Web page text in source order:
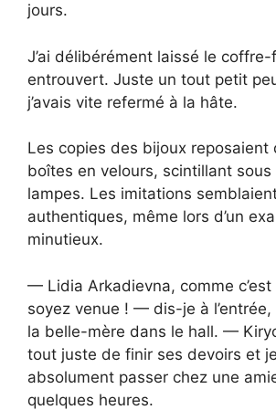
jours.
J’ai délibérément laissé le
entrouvert. Juste un tout petit
j’avais vite refermé à la hâte.
Les copies des bijoux reposaient
boîtes en velours, scintillant
lampes. Les imitations
authentiques, même lors d’un
minutieux.
— Lidia Arkadievna, comme
soyez venue ! — dis-je à
la belle-mère dans le hall. —
tout juste de finir ses devoirs et
absolument passer chez une
quelques heures.